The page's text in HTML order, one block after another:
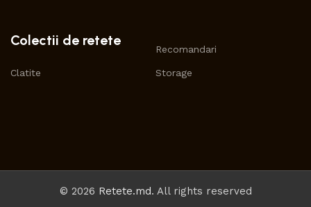
Colectii de retete
Clatite
Recomandari
Storage
© 2026 Retete.md. All rights reserved